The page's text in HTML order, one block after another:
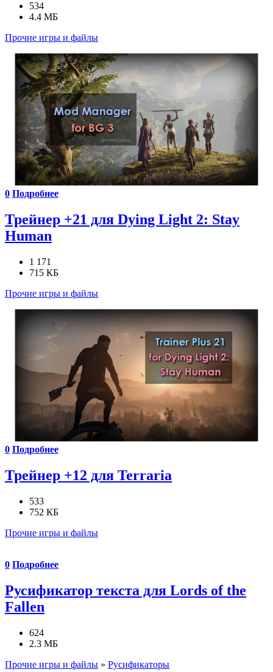
534
4.4 МБ
Прочие игры и файлы
0 Подробнее
Трейнер +21 для Dying Light 2: Stay
Human
1 171
715 КБ
Прочие игры и файлы
0 Подробнее
Трейнер +12 для Terraria
533
752 КБ
Прочие игры и файлы
0 Подробнее
Русификатор текста для Lords of the
Fallen
624
2.3 МБ
Прочие игры и файлы » Русификаторы